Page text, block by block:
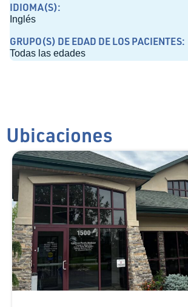
IDIOMA(S):
Inglés
GRUPO(S) DE EDAD DE LOS PACIENTES:
Todas las edades
Ubicaciones